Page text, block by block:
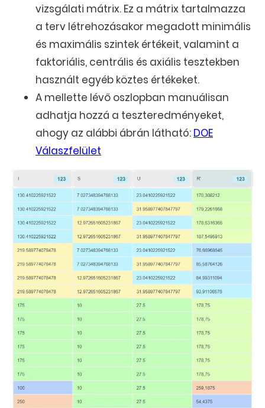
vizsgálati mátrix. Ez a mátrix tartalmazza
a terv létrehozásakor megadott minimális
és maximális szintek értékeit, valamint a
faktoriális, centrális és axiális tesztekben
használt egyéb köztes értékeket.
A mellette lévő oszlopban manuálisan
adhatja hozzá a teszteredményeket,
ahogy az alábbi ábrán látható: DOE
Válaszfelület